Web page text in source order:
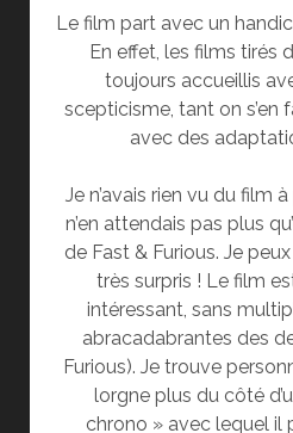
Le film part avec un
En effet, les films tirés
toujours accueillis
scepticisme, tant on s’en
avec des
Je n’avais rien vu du film
n’en attendais pas plus
de Fast & Furious. Je
très surpris ! Le film
intéressant, sans
abracadabrantes des
Furious). Je trouve
lorgne plus du côté
chrono » avec lequel il